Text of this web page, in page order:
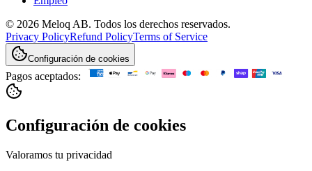
© 2026 Meloq AB. Todos los derechos reservados.
Privacy PolicyRefund PolicyTerms of Service
Configuración de cookies
Pagos aceptados:
Configuración de cookies
Valoramos tu privacidad